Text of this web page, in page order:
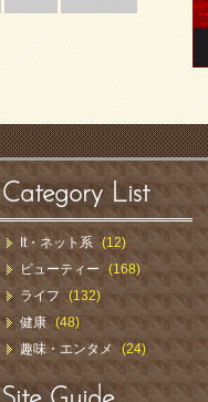
Category List
It・ネット系 (12)
ビューティー
(168)
ライフ
(132)
健康 (48)
趣味・エンタメ
(24)